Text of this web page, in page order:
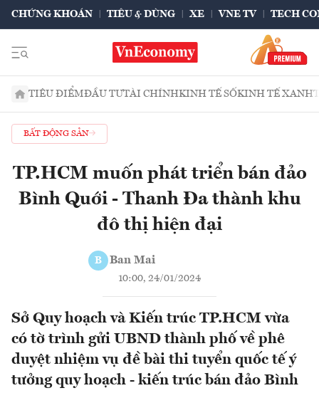
CHỨNG KHOÁN TIÊU & DÙNG XE VNE TV TECH
TIÊU ĐIỂMĐẦU TƯTÀI CHÍNHKINH TẾ SỐKINH TẾ XANH
BẤT ĐỘNG SẢN
TP.HCM muốn phát triển bán đảo
Bình Quới - Thanh Đa thành khu
đô thị hiện đại
B Ban Mai
10:00, 24/01/2024
Sở Quy hoạch và Kiến trúc TP.HCM vừa
có tờ trình gửi UBND thành phố về phê
duyệt nhiệm vụ đề bài thi tuyển quốc tế ý
tưởng quy hoạch - kiến trúc bán đảo Bình